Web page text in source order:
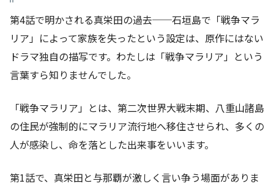
第4話で明かされる真栄田の過去──石垣島で「戦争マラ
リア」によって家族を失ったという設定は、原作にはない
ドラマ独自の描写です。わたしは「戦争マラリア」という
言葉すら知りませんでした。
「戦争マラリア」とは、第二次世界大戦末期、八重山諸島
の住民が強制的にマラリア流行地へ移住させられ、多くの
人が感染し、命を落とした出来事をいいます。
第1話で、真栄田と与那覇が激しく言い争う場面がありま